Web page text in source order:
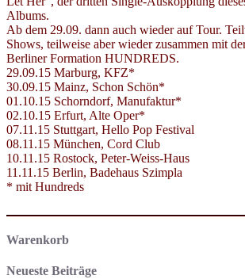
Albums.
Ab dem 29.09. dann auch wieder auf Tour.
Shows, teilweise aber wieder zusammen mit
Berliner Formation HUNDREDS.
29.09.15 Marburg, KFZ*
30.09.15 Mainz, Schon Schön*
01.10.15 Schorndorf, Manufaktur*
02.10.15 Erfurt, Alte Oper*
07.11.15 Stuttgart, Hello Pop Festival
08.11.15 München, Cord Club
10.11.15 Rostock, Peter-Weiss-Haus
11.11.15 Berlin, Badehaus Szimpla
* mit Hundreds
Warenkorb
Neueste Beiträge